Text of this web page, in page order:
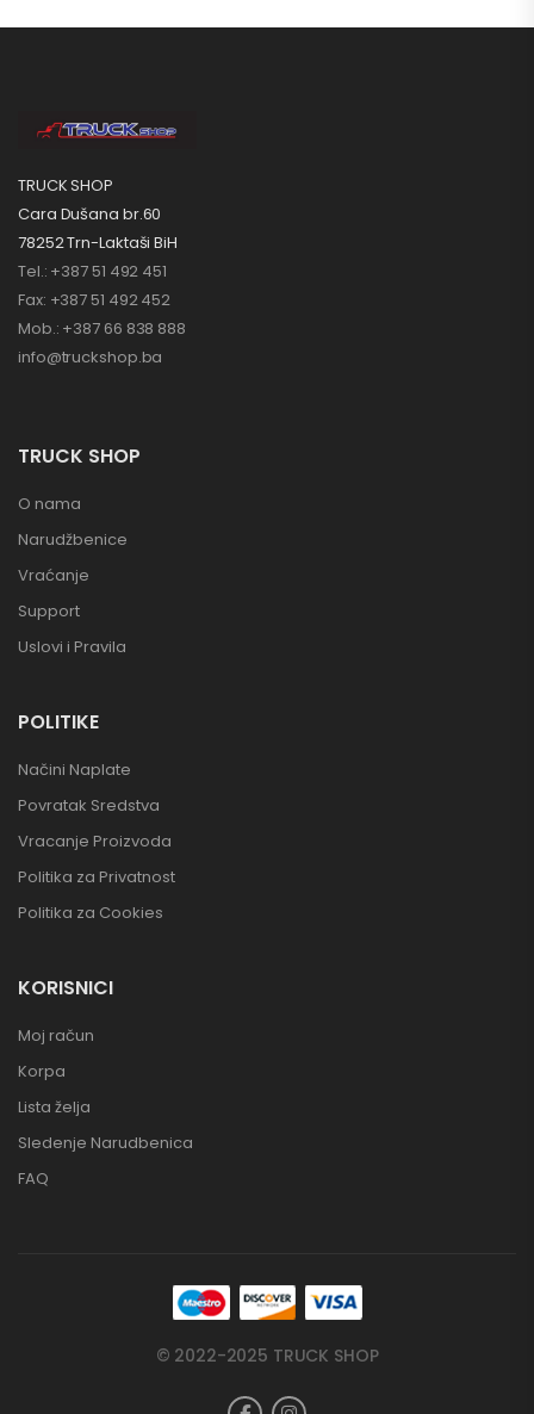
TRUCK SHOP
Cara Dušana br.60
78252 Trn-Laktaši BiH
Tel.: +387 51 492 451
Fax: +387 51 492 452
Mob.: +387 66 838 888
info@truckshop.ba
TRUCK SHOP
O nama
Narudžbenice
Vraćanje
Support
Uslovi i Pravila
POLITIKE
Načini Naplate
Povratak Sredstva
Vracanje Proizvoda
Politika za Privatnost
Politika za Cookies
KORISNICI
Moj račun
Korpa
Lista želja
Sledenje Narudbenica
FAQ
© 2022-2025 TRUCK SHOP